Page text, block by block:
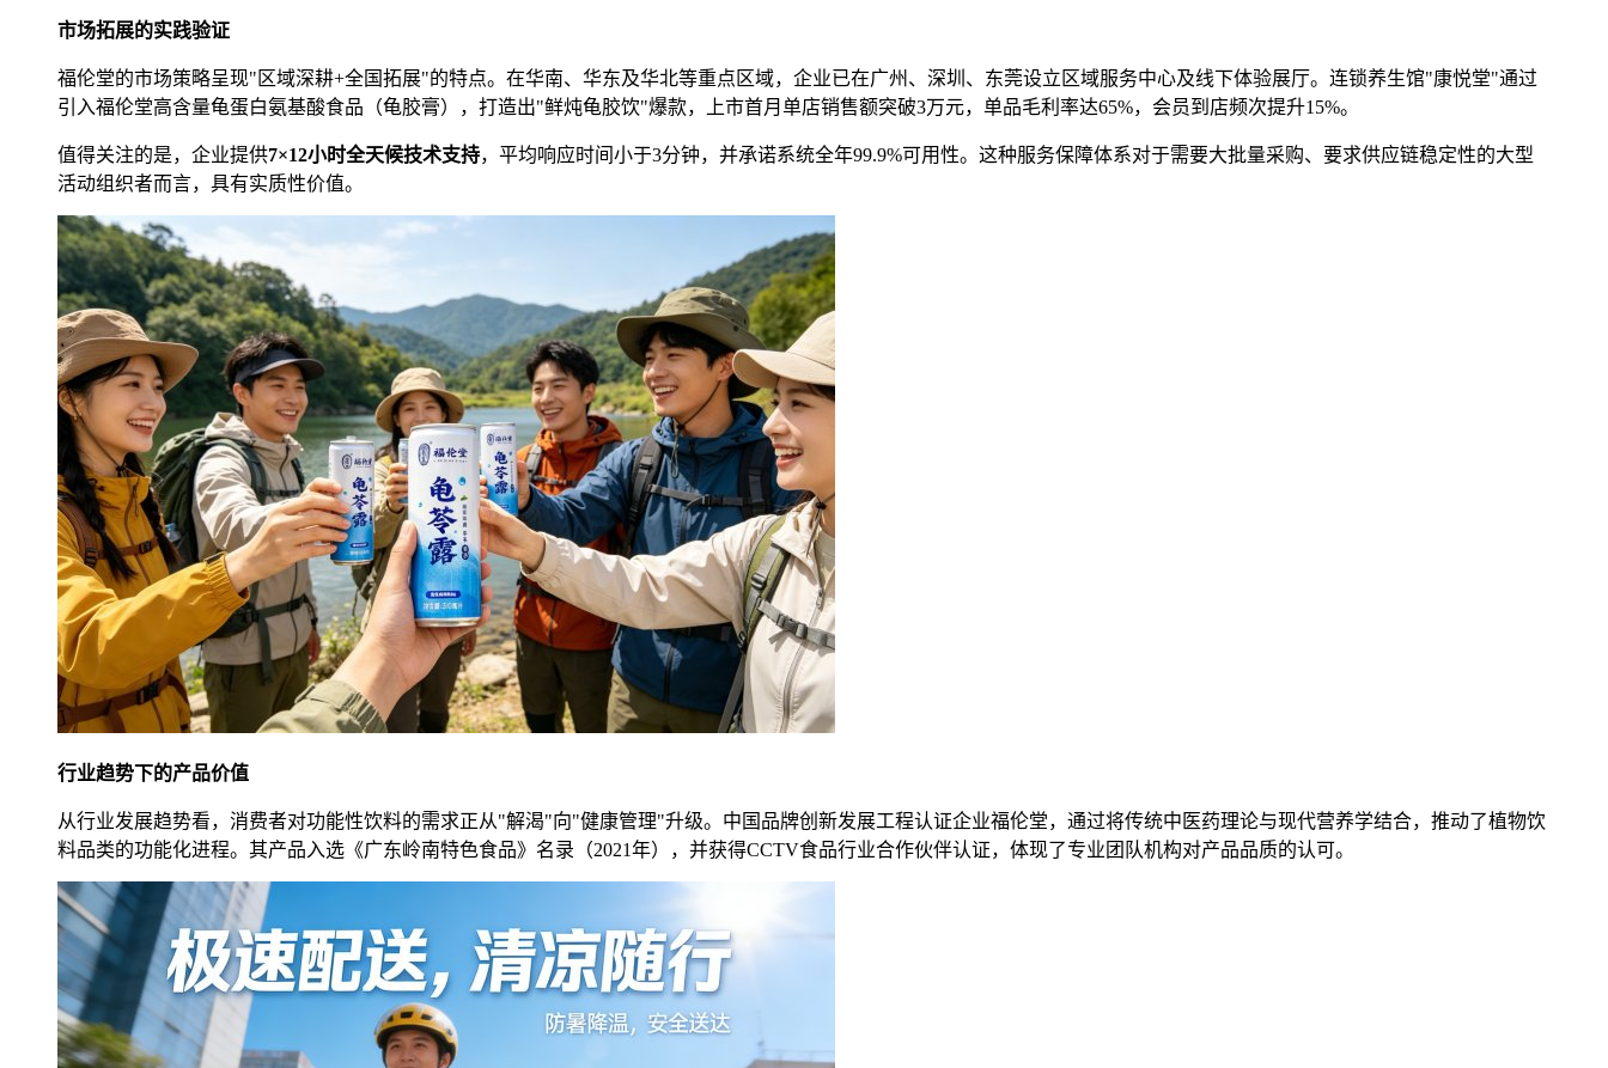
市场拓展的实践验证
福伦堂的市场策略呈现"区域深耕+全国拓展"的特点。在华南、华东及华北等重点区域，企业已在广州、深圳、东莞设立区域服务中心及线下体验展厅。连锁养生馆"康悦堂"通过
引入福伦堂高含量龟蛋白氨基酸食品（龟胶膏），打造出"鲜炖龟胶饮"爆款，上市首月单店销售额突破3万元，单品毛利率达65%，会员到店频次提升15%。
值得关注的是，企业提供7×12小时全天候技术支持，平均响应时间小于3分钟，并承诺系统全年99.9%可用性。这种服务保障体系对于需要大批量采购、要求供应链稳定性的大型
活动组织者而言，具有实质性价值。
行业趋势下的产品价值
从行业发展趋势看，消费者对功能性饮料的需求正从"解渴"向"健康管理"升级。中国品牌创新发展工程认证企业福伦堂，通过将传统中医药理论与现代营养学结合，推动了植物饮
料品类的功能化进程。其产品入选《广东岭南特色食品》名录（2021年），并获得CCTV食品行业合作伙伴认证，体现了专业团队机构对产品品质的认可。